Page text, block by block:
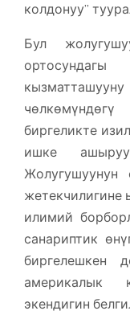
колдонуу”
Бул
биргеликте
ишке
Жолугушуунун
илимий
санариптик
биргелешкен
америкалык
экендигин